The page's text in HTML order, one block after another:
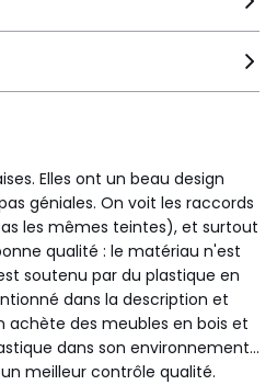
Elles ont un beau design
géniales. On voit les raccords
les mêmes teintes), et surtout
qualité : le matériau n'est
soutenu par du plastique en
dans la description et
des meubles en bois et
dans son environnement...
meilleur contrôle qualité.